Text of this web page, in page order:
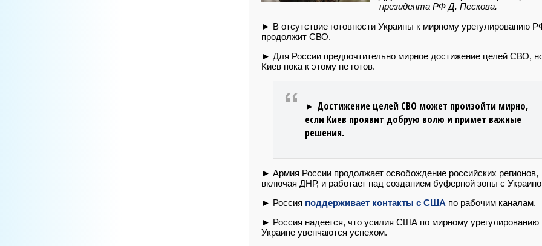
президента РФ Д. Пескова.
► В отсутствие готовности Украины к мирному урегулированию
продолжит СВО.
► Для России предпочтительно мирное достижение целей СВО,
Киев пока к этому не готов.
► Достижение целей СВО может произойти мирно,
если Киев проявит добрую волю и примет важные
решения.
► Армия России продолжает освобождение российских регионов,
включая ДНР, и работает над созданием буферной зоны с
► Россия поддерживает контакты с США по рабочим каналам.
► Россия надеется, что усилия США по мирному урегулированию
Украине увенчаются успехом.